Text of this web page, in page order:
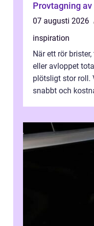
Provtagning
07 augusti 2026
inspiration
När ett rör
eller avloppet
plötsligt stor roll.
snabbt och